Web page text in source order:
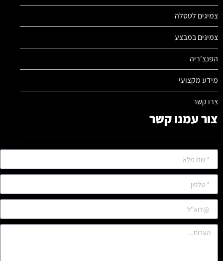
צמיגים לטסלה
צמיגים במבצע
הפנצ'ריה
מידע מקצועי
צרו קשר
צור עמנו קשר